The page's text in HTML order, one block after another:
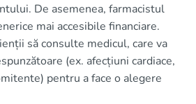
De asemenea, farmacistul
mai accesibile financiare.
să consulte medicul, care va
(ex. afecțiuni cardiace,
pentru a face o alegere